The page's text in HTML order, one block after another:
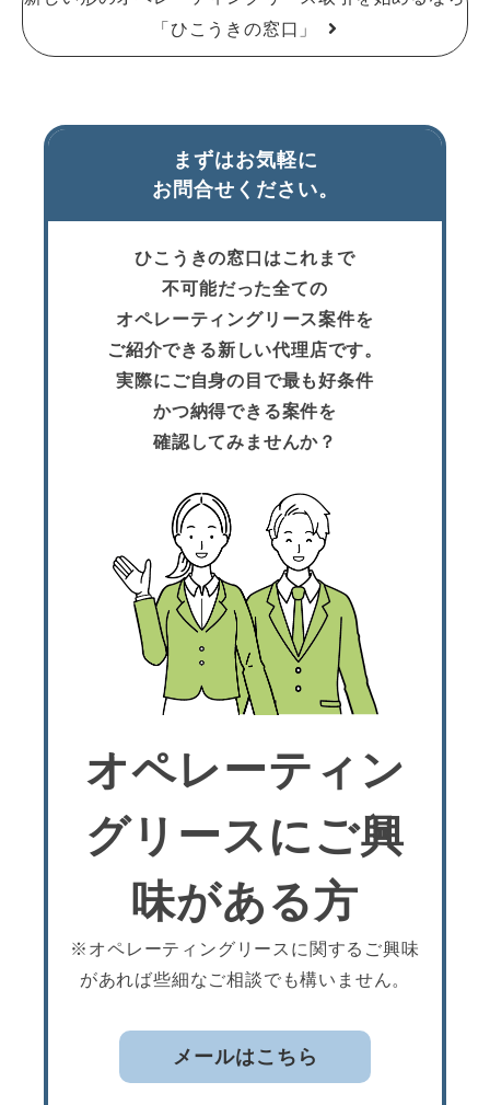
「ひこうきの窓口」
まずはお気軽に
お問合せください。
ひこうきの窓口はこれまで
不可能だった全ての
オペレーティングリース案件を
ご紹介できる新しい代理店です。
実際にご自身の目で最も好条件
かつ納得できる案件を
確認してみませんか？
オペレーティン
グリースにご興
味がある方
※オペレーティングリースに関するご興味
があれば些細なご相談でも構いません。
メールはこちら